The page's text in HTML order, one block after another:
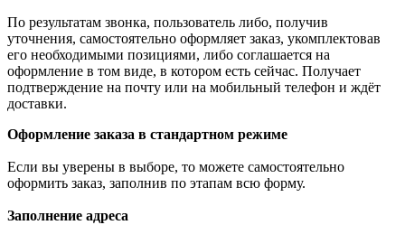
По результатам звонка, пользователь либо, получив
уточнения, самостоятельно оформляет заказ, укомплектовав
его необходимыми позициями, либо соглашается на
оформление в том виде, в котором есть сейчас. Получает
подтверждение на почту или на мобильный телефон и ждёт
доставки.
Оформление заказа в стандартном режиме
Если вы уверены в выборе, то можете самостоятельно
оформить заказ, заполнив по этапам всю форму.
Заполнение адреса